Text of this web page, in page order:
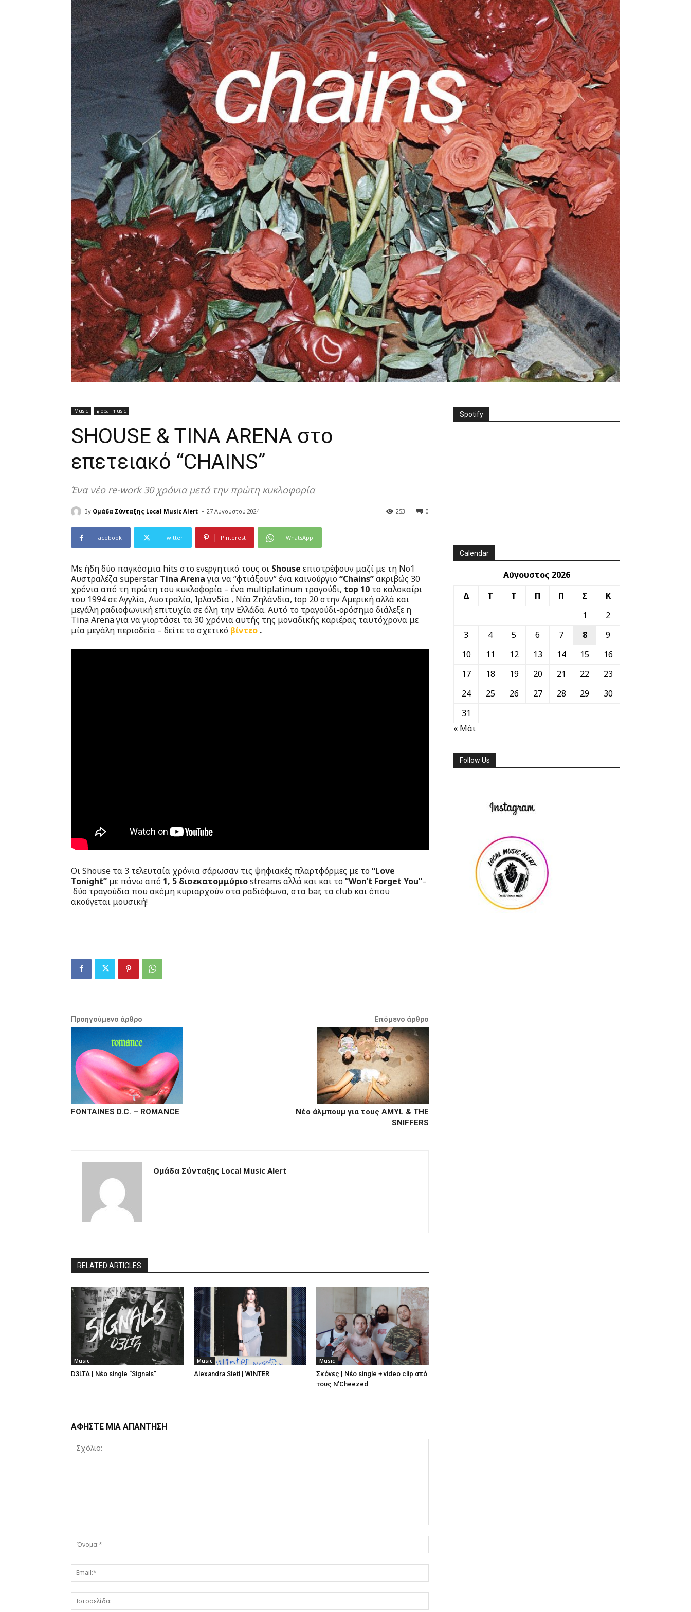
Music global music
SHOUSE & TINA ARENA στο
επετειακό “CHAINS”
Ένα νέο re-work 30 χρόνια μετά την πρώτη κυκλοφορία
By Ομάδα Σύνταξης Local Music Alert - 27 Αυγούστου 2024 0
253
Facebook Twitter Pinterest WhatsApp
Με ήδη δύο παγκόσμια hits στο ενεργητικό τους οι Shouse επιστρέφουν μαζί με τη Νο1
Αυστραλέζα superstar Tina Arenaγια να “φτιάξουν” ένα καινούργιο“Chains”ακριβώς 30
χρόνια από τη πρώτη του κυκλοφορία – ένα multiplatinum τραγούδι, top 10 το καλοκαίρι
του 1994 σε Αγγλία, Αυστραλία, Ιρλανδία , Νέα Ζηλάνδια, top 20 στην Αμερική αλλά και
μεγάλη ραδιοφωνική επιτυχία σε όλη την Ελλάδα. Αυτό το τραγούδι-ορόσημο διάλεξε η
Tina Arena για να γιορτάσει τα 30 χρόνια αυτής της μοναδικής καριέρας ταυτόχρονα με
μία μεγάλη περιοδεία – δείτε το σχετικό βίντεο .
Οι Shouse τα 3 τελευταία χρόνια σάρωσαν τις ψηφιακές πλαρτφόρμες με το“Love
Tonight” με πάνω από 1, 5 δισεκατομμύριοstreams αλλά και και το“Won’t Forget You”–
δύο τραγούδια που ακόμη κυριαρχούν στα ραδιόφωνα, στα bar, τα club και όπου
ακούγεται μουσική!
Προηγούμενο άρθρο
FONTAINES D.C. – ROMANCE
Επόμενο άρθρο
Νέο άλμπουμ για τους AMYL & THE
SNIFFERS
Ομάδα Σύνταξης Local Music Alert
RELATED ARTICLES
Music
D3LTA | Νέο single “Signals”
Music
Alexandra Sieti | WINTER
Music
Σκόνες | Νέο single + video clip από
τους N’Cheezed
ΑΦΗΣΤΕ ΜΙΑ ΑΠΑΝΤΗΣΗ
Spotify
Calendar
Αύγουστος 2026
Δ
Τ Τ Π Π Σ
Κ
1
2
3
4 5 6 7 8
9
10
11 12 13 14 15
16
17
18 19 20 21 22
23
24
25 26 27 28 29
30
31
« Μάι
Follow Us